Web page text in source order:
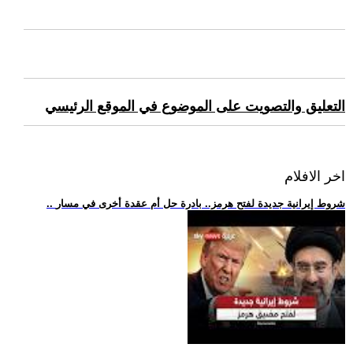
التعليق والتصويت على الموضوع في الموقع الرئيسي
اخر الافلام
.. شروط إيرانية جديدة لفتح هرمز.. بادرة حل أم عقدة أخرى في مسار